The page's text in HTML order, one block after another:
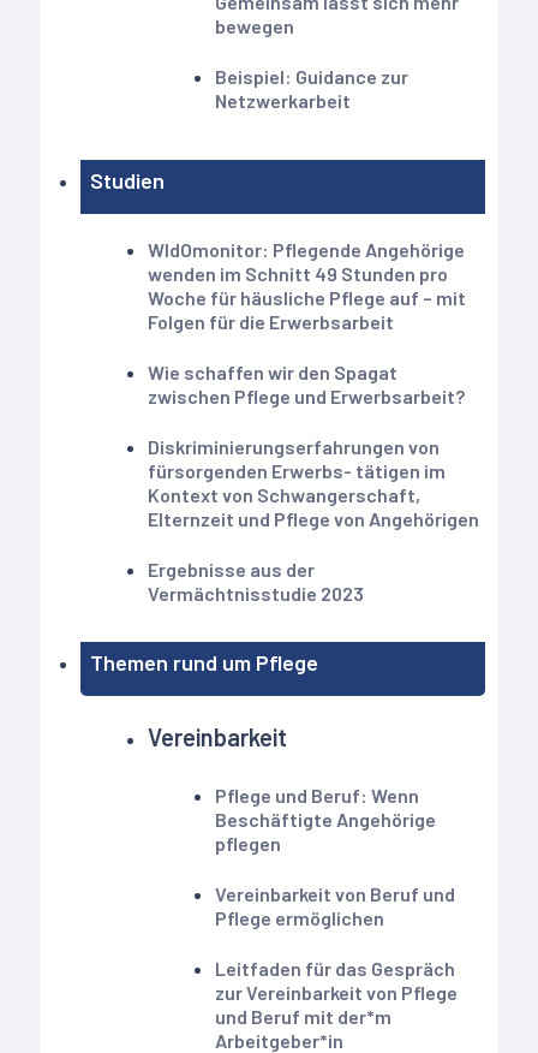
bewegen
Beispiel: Guidance zur
Netzwerkarbeit
Studien
WIdOmonitor: Pflegende Angehörige
wenden im Schnitt 49 Stunden pro
Woche für häusliche Pflege auf – mit
Folgen für die Erwerbsarbeit
Wie schaffen wir den Spagat
zwischen Pflege und Erwerbsarbeit?
Diskriminierungserfahrungen von
fürsorgenden Erwerbs- tätigen im
Kontext von Schwangerschaft,
Elternzeit und Pflege von Angehörigen
Ergebnisse aus der
Vermächtnisstudie 2023
Themen rund um Pflege
Vereinbarkeit
Pflege und Beruf: Wenn
Beschäftigte Angehörige
pflegen
Vereinbarkeit von Beruf und
Pflege ermöglichen
Leitfaden für das Gespräch
zur Vereinbarkeit von Pflege
und Beruf mit der*m
Arbeitgeber*in